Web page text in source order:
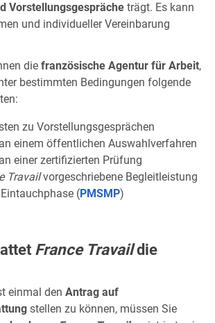
Vorstellungsgespräche trägt. Es kann
und individueller Vereinbarung
die französische Agentur für Arbeit,
bestimmten Bedingungen folgende
zu Vorstellungsgesprächen
einem öffentlichen Auswahlverfahren
einer zertifizierten Prüfung
Travailvorgeschriebene Begleitleistung
(PMSMP)
France Travaildie
einmal den Antrag auf
stellen zu können, müssen Sie